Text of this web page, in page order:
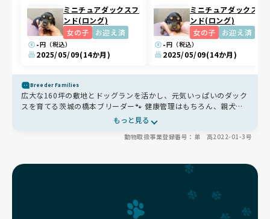
ミニチュアダックスフ
ンド(ロング)
女の子
お迎え済
-円（税込）
2025/05/09(14か月)
ミニチュアダックスフ
ンド(ロング)
女の子
お迎え済
-円（税込）
2025/05/09(14か月)
Breeder Families
広大な160坪の敷地とドッグランを活かし、元気いっぱいのダック
スを育てる茨城の橋本ブリーダー🐾 健康管理はもちろん、親犬や
兄弟と一緒にお迎えの日まで過ごすことで、社会性も自然に身につ
もっと見る
動物取扱事業登録番号：弟 高2022-01-3号